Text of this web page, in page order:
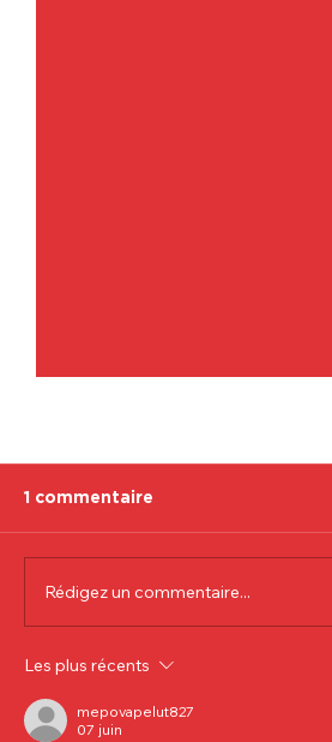
Communiqué officiel
1 commentaire
Rédigez un commentaire...
Les plus récents
mepovapelut827
07 juin